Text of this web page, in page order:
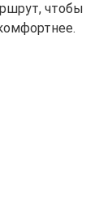
чтобы